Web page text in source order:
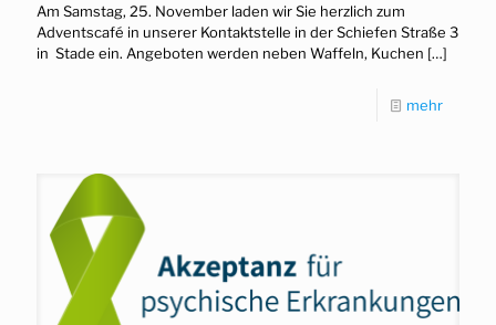
Am Samstag, 25. November laden wir Sie herzlich zum
Adventscafé in unserer Kontaktstelle in der Schiefen Straße 3
in Stade ein. Angeboten werden neben Waffeln, Kuchen […]
mehr